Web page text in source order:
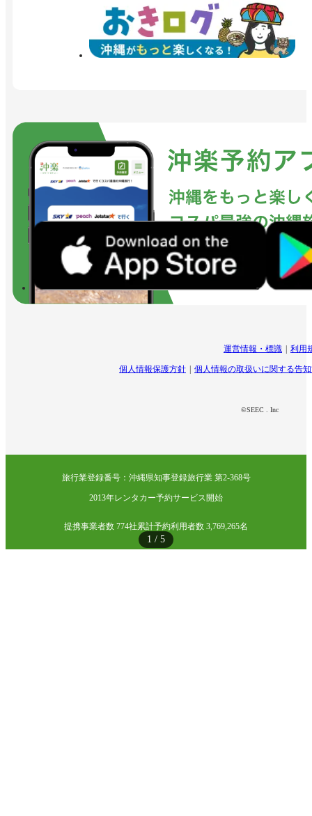
1 / 5
運営情報・標識 利用
個人情報保護方針 個人情報の取扱いに関する告
©SEEC . Inc
旅行業登録番号：沖縄県知事登録旅行業 第2-368号
2013年レンタカー予約サービス開始
提携事業者数 774社累計予約利用者数 3,769,265名